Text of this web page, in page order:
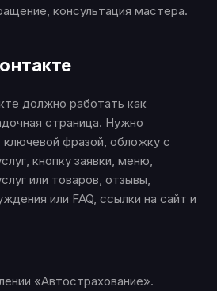
консультация мастера.
должно работать как
страница. Нужно
фразой, обложку с
кнопку заявки, меню,
или товаров, отзывы,
или FAQ, ссылки на сайт и
«Автострахование».